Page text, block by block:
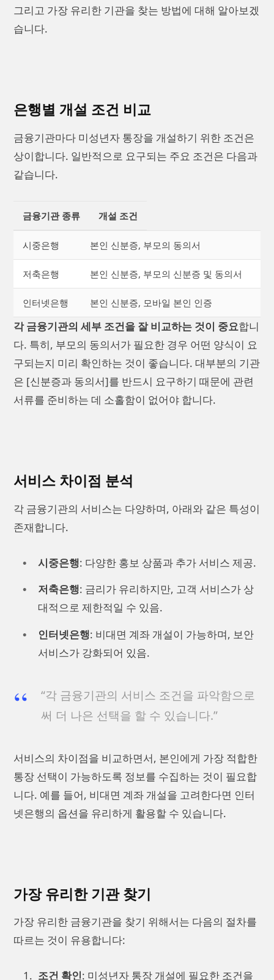
그리고 가장 유리한 기관을 찾는 방법에 대해 알아보겠
습니다.
은행별 개설 조건 비교
금융기관마다 미성년자 통장을 개설하기 위한 조건은
상이합니다. 일반적으로 요구되는 주요 조건은 다음과
같습니다.
금융기관 종류 개설 조건
시중은행 본인 신분증, 부모의 동의서
저축은행 본인 신분증, 부모의 신분증 및 동의서
인터넷은행 본인 신분증, 모바일 본인 인증
각 금융기관의 세부 조건을 잘 비교하는 것이 중요합니
다. 특히, 부모의 동의서가 필요한 경우 어떤 양식이 요
구되는지 미리 확인하는 것이 좋습니다. 대부분의 기관
은 [신분증과 동의서]를 반드시 요구하기 때문에 관련
서류를 준비하는 데 소홀함이 없어야 합니다.
서비스 차이점 분석
각 금융기관의 서비스는 다양하며, 아래와 같은 특성이
존재합니다.
시중은행: 다양한 홍보 상품과 추가 서비스 제공.
저축은행: 금리가 유리하지만, 고객 서비스가 상
대적으로 제한적일 수 있음.
인터넷은행: 비대면 계좌 개설이 가능하며, 보안
서비스가 강화되어 있음.
“각 금융기관의 서비스 조건을 파악함으로
써 더 나은 선택을 할 수 있습니다.”
서비스의 차이점을 비교하면서, 본인에게 가장 적합한
통장 선택이 가능하도록 정보를 수집하는 것이 필요합
니다. 예를 들어, 비대면 계좌 개설을 고려한다면 인터
넷은행의 옵션을 유리하게 활용할 수 있습니다.
가장 유리한 기관 찾기
가장 유리한 금융기관을 찾기 위해서는 다음의 절차를
따르는 것이 유용합니다:
조건 확인: 미성년자 통장 개설에 필요한 조건을